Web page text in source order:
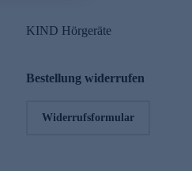
KIND Hörgeräte
Bestellung widerrufen
Widerrufsformular